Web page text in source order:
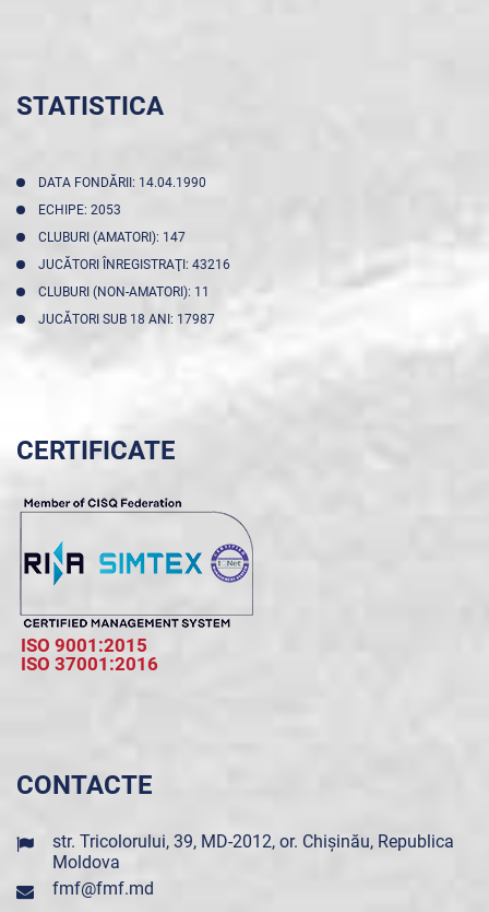
STATISTICA
DATA FONDĂRII: 14.04.1990
ECHIPE: 2053
CLUBURI (AMATORI): 147
JUCĂTORI ÎNREGISTRAŢI: 43216
CLUBURI (NON-AMATORI): 11
JUCĂTORI SUB 18 ANI: 17987
CERTIFICATE
ISO 9001:2015
ISO 37001:2016
CONTACTE
str. Tricolorului, 39, MD-2012, or. Chișinău, Republica
Moldova
fmf@fmf.md